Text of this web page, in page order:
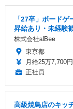
「27卒」ボード
昇給あり・未経験
株式会社alBee
東京都
月給25万7,700
正社員
高級焼鳥店のキッ